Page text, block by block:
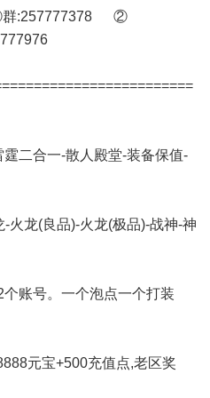
群:257777378 ②
霆二合一-散人殿堂-装备保值-
-火龙(良品)-火龙(极品)-战神-神
个账号。一个泡点一个打装
元宝+500充值点,老区奖